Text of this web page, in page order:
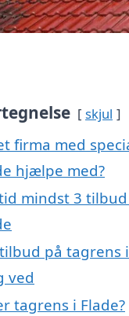
skjul
firma med
hjælpe med?
mindst 3 tilbud
på tagrens
ved
tagrens i Flade?